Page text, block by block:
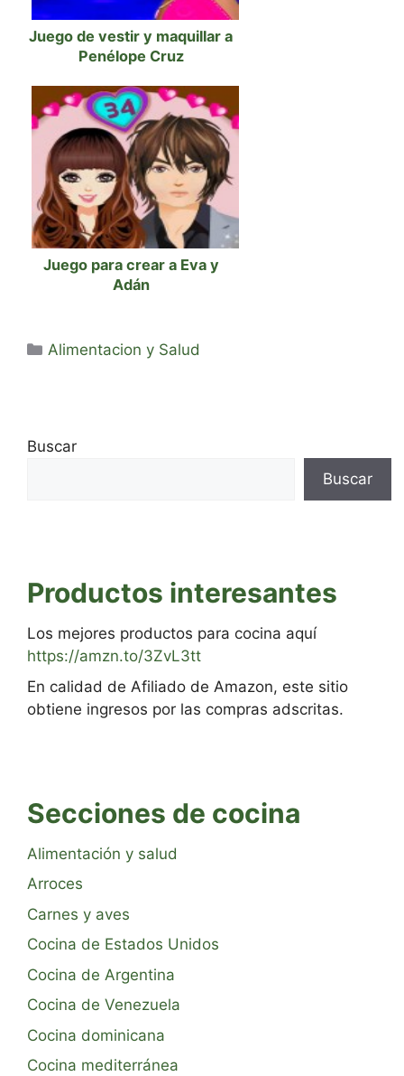
Juego de vestir y maquillar a
Penélope Cruz
Juego para crear a Eva y
Adán
Categorías
Alimentacion y Salud
Buscar
Buscar
Productos interesantes
Los mejores productos para cocina aquí
https://amzn.to/3ZvL3tt
En calidad de Afiliado de Amazon, este sitio
obtiene ingresos por las compras adscritas.
Secciones de cocina
Alimentación y salud
Arroces
Carnes y aves
Cocina de Estados Unidos
Cocina de Argentina
Cocina de Venezuela
Cocina dominicana
Cocina mediterránea